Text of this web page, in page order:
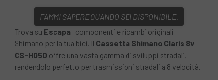
FAMMI SAPERE QUANDO SEI DISPONIBILE.
Trova su Escapa i componenti e ricambi originali
Shimano per la tua bici. Il Cassetta Shimano Claris 8v
CS-HG50 offre una vasta gamma di sviluppi stradali,
rendendolo perfetto per trasmissioni stradali a 8 velocità.